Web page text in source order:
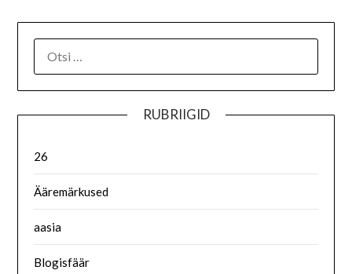
RUBRIIGID
26
Ääremärkused
aasia
Blogisfäär